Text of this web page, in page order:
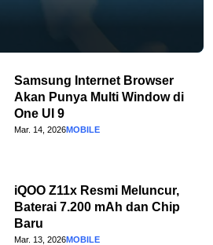
Samsung Internet Browser
Akan Punya Multi Window di
One UI 9
Mar. 14, 2026MOBILE
iQOO Z11x Resmi Meluncur,
Baterai 7.200 mAh dan Chip
Baru
Mar. 13, 2026MOBILE